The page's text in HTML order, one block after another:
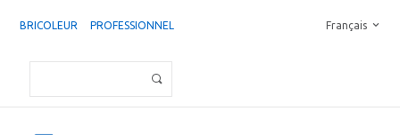
BRICOLEUR PROFESSIONNEL Français